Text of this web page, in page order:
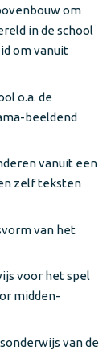
om
in de school
om vanuit
o.a. de
beeldend
vanuit een
zelf teksten
van het
voor het spel
midden-
van de